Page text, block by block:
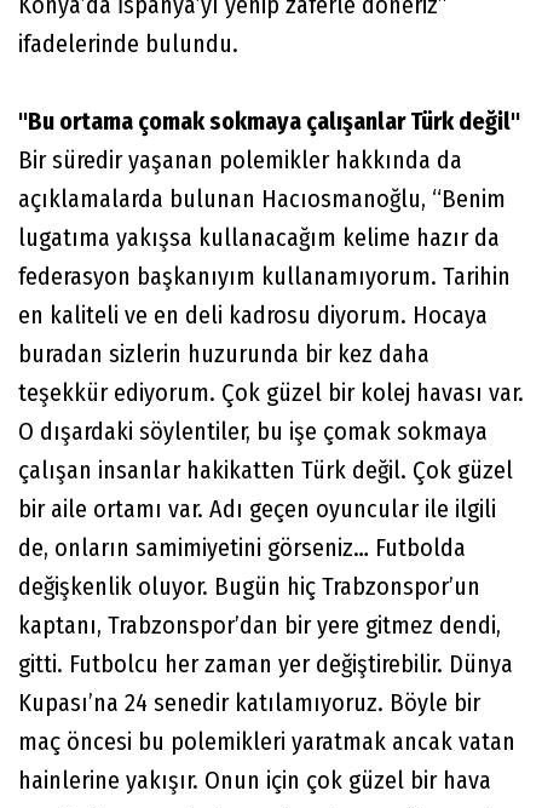
ifadelerinde bulundu.
"Bu ortama çomak sokmaya çalışanlar Türk değil"
Bir süredir yaşanan polemikler hakkında da
açıklamalarda bulunan Hacıosmanoğlu, “Benim
lugatıma yakışsa kullanacağım kelime hazır da
federasyon başkanıyım kullanamıyorum. Tarihin
en kaliteli ve en deli kadrosu diyorum. Hocaya
buradan sizlerin huzurunda bir kez daha
teşekkür ediyorum. Çok güzel bir kolej havası var.
O dışardaki söylentiler, bu işe çomak sokmaya
çalışan insanlar hakikatten Türk değil. Çok güzel
bir aile ortamı var. Adı geçen oyuncular ile ilgili
de, onların samimiyetini görseniz… Futbolda
değişkenlik oluyor. Bugün hiç Trabzonspor’un
kaptanı, Trabzonspor’dan bir yere gitmez dendi,
gitti. Futbolcu her zaman yer değiştirebilir. Dünya
Kupası’na 24 senedir katılamıyoruz. Böyle bir
maç öncesi bu polemikleri yaratmak ancak vatan
hainlerine yakışır. Onun için çok güzel bir hava